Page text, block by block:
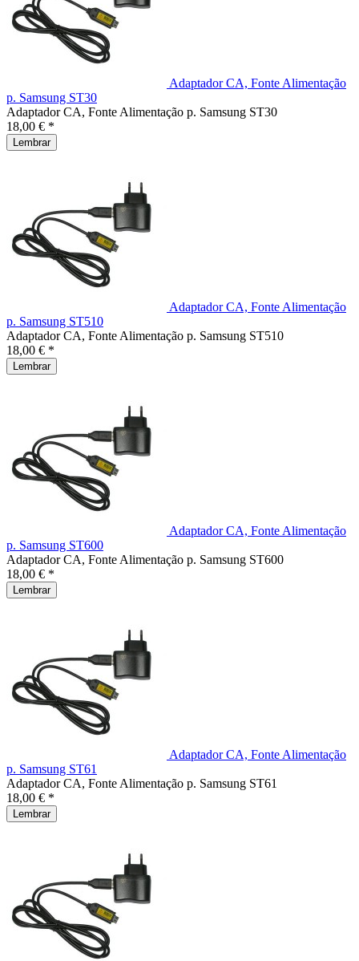
Adaptador CA, Fonte Alimentação
p. Samsung ST30
Adaptador CA, Fonte Alimentação p. Samsung ST30
18,00 € *
Lembrar
Adaptador CA, Fonte Alimentação
p. Samsung ST510
Adaptador CA, Fonte Alimentação p. Samsung ST510
18,00 € *
Lembrar
Adaptador CA, Fonte Alimentação
p. Samsung ST600
Adaptador CA, Fonte Alimentação p. Samsung ST600
18,00 € *
Lembrar
Adaptador CA, Fonte Alimentação
p. Samsung ST61
Adaptador CA, Fonte Alimentação p. Samsung ST61
18,00 € *
Lembrar